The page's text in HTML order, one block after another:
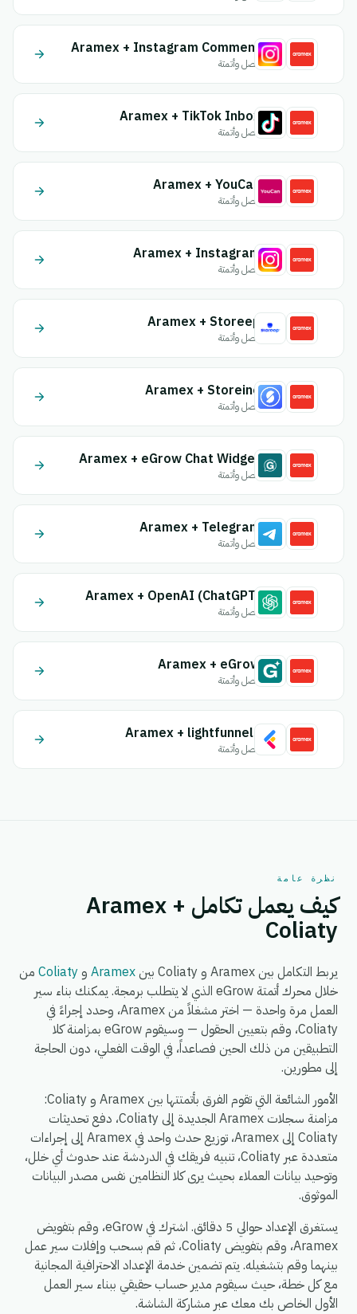
Aramex + Instagram Comment
اتصل وأتمتة
Aramex + TikTok Inbox
اتصل وأتمتة
Aramex + YouCan
اتصل وأتمتة
Aramex + Instagram
اتصل وأتمتة
Aramex + Storeep
اتصل وأتمتة
Aramex + Storeino
اتصل وأتمتة
Aramex + eGrow Chat Widget
اتصل وأتمتة
Aramex + Telegram
اتصل وأتمتة
Aramex + OpenAI (ChatGPT)
اتصل وأتمتة
Aramex + eGrow
اتصل وأتمتة
Aramex + lightfunnels
اتصل وأتمتة
نظرة عامة
كيف يعمل تكامل Aramex +
Coliaty
يربط التكامل بين Aramex و Coliaty بين Aramex و Coliaty من
خلال محرك أتمتة eGrow الذي لا يتطلب برمجة. يمكنك بناء سير
العمل مرة واحدة — اختر مشغلاً من Aramex، وحدد إجراءً في
Coliaty، وقم بتعيين الحقول — وسيقوم eGrow بمزامنة كلا
التطبيقين من ذلك الحين فصاعداً، في الوقت الفعلي، دون الحاجة
إلى مطورين.
الأمور الشائعة التي تقوم الفرق بأتمتتها بين Aramex و Coliaty:
مزامنة سجلات Aramex الجديدة إلى Coliaty، دفع تحديثات
Coliaty إلى Aramex، توزيع حدث واحد في Aramex إلى إجراءات
متعددة عبر Coliaty، تنبيه فريقك في الدردشة عند حدوث أي خلل،
وتوحيد بيانات العملاء بحيث يرى كلا النظامين نفس مصدر البيانات
الموثوق.
يستغرق الإعداد حوالي 5 دقائق. اشترك في eGrow، وقم بتفويض
Aramex، وقم بتفويض Coliaty، ثم قم بسحب وإفلات سير عمل
بينهما وقم بتشغيله. يتم تضمين خدمة الإعداد الاحترافية المجانية
مع كل خطة، حيث سيقوم مدير حساب حقيقي ببناء سير العمل
الأول الخاص بك معك عبر مشاركة الشاشة.